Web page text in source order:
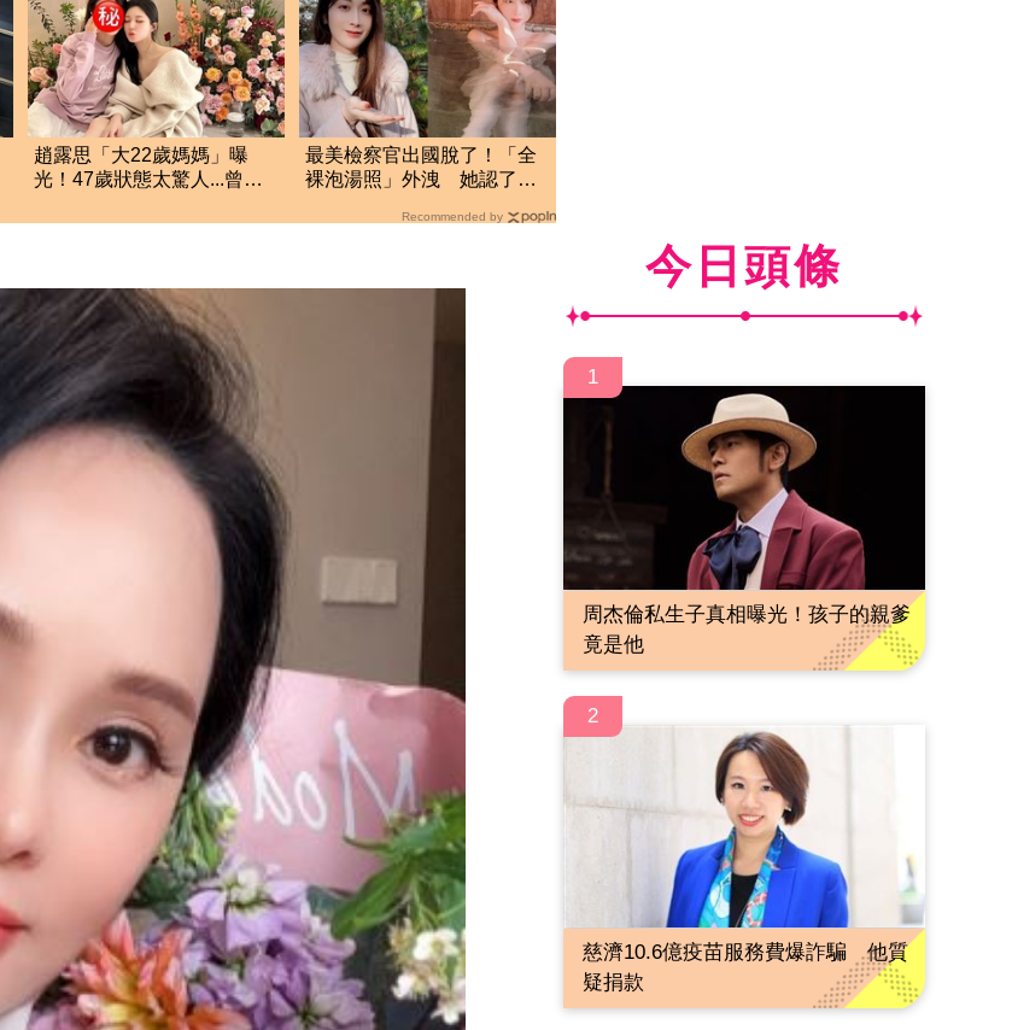
趙露思「大22歲媽媽」曝
光！47歲狀態太驚人...曾交
最美檢察官出國脫了！「全
裸泡湯照」外洩 她認了：
Recommended by
今日頭條
1
周杰倫私生子真相曝光！孩子的親爹
竟是他
2
慈濟10.6億疫苗服務費爆詐騙 他質
疑捐款